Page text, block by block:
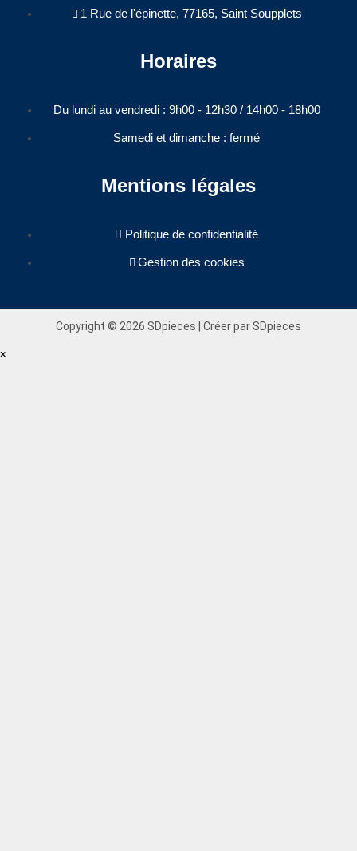
1 Rue de l'épinette, 77165, Saint Soupplets
Horaires
Du lundi au vendredi : 9h00 - 12h30 / 14h00 - 18h00​
Samedi et dimanche : fermé
Mentions légales
Politique de confidentialité
Gestion des cookies
Copyright © 2026 SDpieces | Créer par SDpieces
×